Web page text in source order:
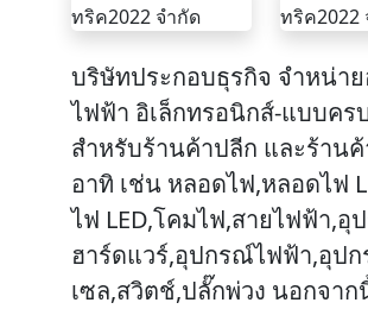
บริษัทประกอบธุรกิจ จำหน่า
ไฟฟ้า อิเล็กทรอนิกส์-แบบคร
สำหรับร้านค้าปลีก และร้าน
อาทิ เช่น หลอดไฟ,หลอดไฟ
ไฟ LED,โคมไฟ,สายไฟฟ้า,อุ
ฮาร์ดแวร์,อุปกรณ์ไฟฟ้า,อุป
เซล,สวิตช์,ปลั๊กพ่วง นอกจาก